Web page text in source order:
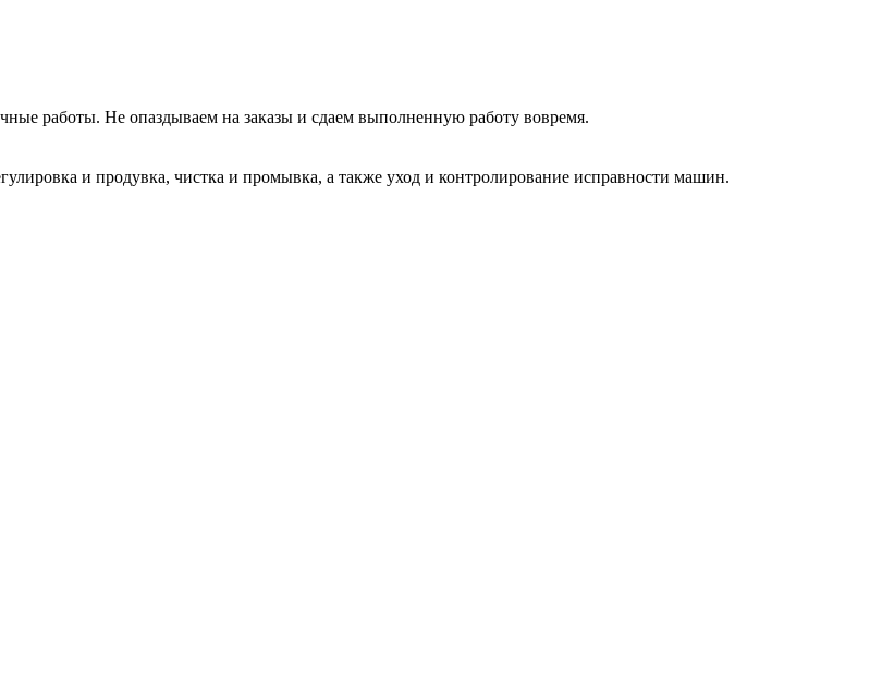
работы. Не опаздываем на заказы и сдаем выполненную работу вовремя.
и продувка, чистка и промывка, а также уход и контролирование исправности машин.